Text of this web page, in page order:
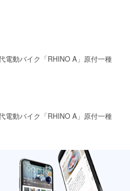
者登録
番号の
合は、
実行者
さい。
上と改
良によ
る可能
性もご
くださ
い。 ※
ご注文
状況、
使用部
る可能
性もご
ご注文
状況、
況、製
造工程
上の都
合等に
より出
ださ
い。 ※
ンで別
に購入
す。 ※
製品の
品質向
上と改
良によ
電動バイク「RHINO A」原付一種
電動バイク「RHINO A」原付一種